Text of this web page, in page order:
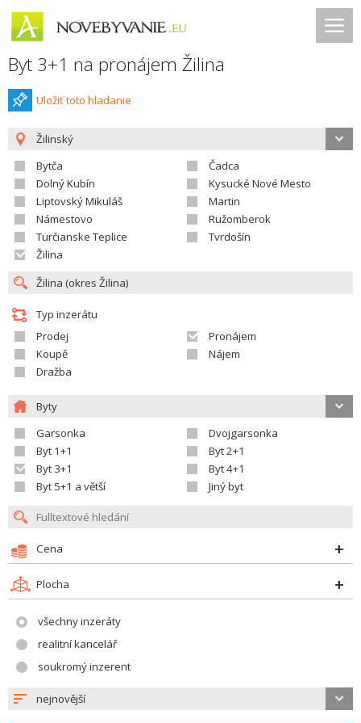
Byt 3+1 na pronájem Žilina
Uložiť toto hladanie
Žilinský
Bytča
Čadca
Dolný Kubín
Kysucké Nové Mesto
Liptovský Mikuláš
Martin
Námestovo
Ružomberok
Turčianske Teplice
Tvrdošín
Žilina
Typ inzerátu
Prodej
Pronájem
Koupě
Nájem
Dražba
Byty
Garsonka
Dvojgarsonka
Byt 1+1
Byt 2+1
Byt 3+1
Byt 4+1
Byt 5+1 a větší
Jiný byt
Cena
Plocha
všechny inzeráty
realitní kancelář
soukromý inzerent
nejnovější